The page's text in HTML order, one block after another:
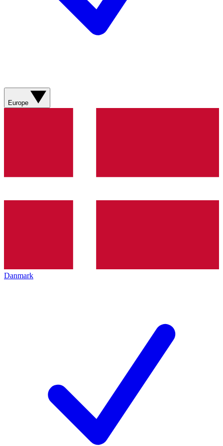
Europe
Danmark